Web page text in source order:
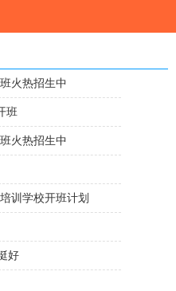
火热招生中
班
火热招生中
训学校开班计划
好